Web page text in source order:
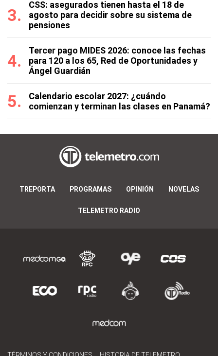
CSS: asegurados tienen hasta el 18 de
agosto para decidir sobre su sistema de
pensiones
Tercer pago MIDES 2026: conoce las fechas
para 120 a los 65, Red de Oportunidades y
Ángel Guardián
Calendario escolar 2027: ¿cuándo
comienzan y terminan las clases en Panamá?
TREPORTA PROGRAMAS OPINIÓN NOVELAS
TELEMETRO RADIO